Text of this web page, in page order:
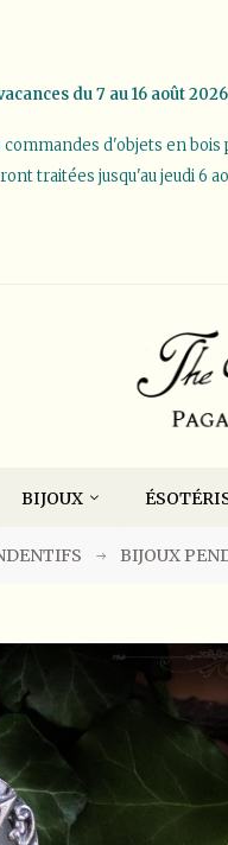
du 7 au 16 août
commandes d'objets en bois
traitées jusqu'au jeudi 6
BIJOUX
BIJOUX